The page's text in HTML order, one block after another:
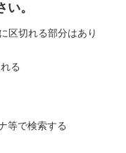
。
区切れる部分はあり
る
等で検索する